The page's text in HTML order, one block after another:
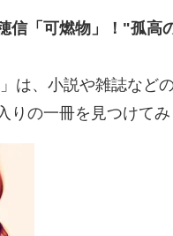
信「可燃物」！"孤高
」は、小説や雑誌など
りの一冊を見つけてみ